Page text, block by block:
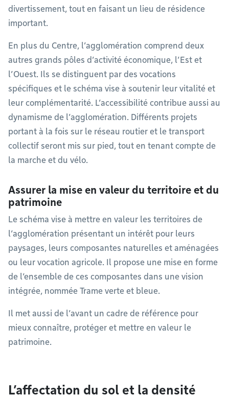
divertissement, tout en faisant un lieu de résidence
important.
En plus du Centre, l’agglomération comprend deux
autres grands pôles d’activité économique, l’Est et
l’Ouest. Ils se distinguent par des vocations
spécifiques et le schéma vise à soutenir leur vitalité et
leur complémentarité. L’accessibilité contribue aussi au
dynamisme de l’agglomération. Différents projets
portant à la fois sur le réseau routier et le transport
collectif seront mis sur pied, tout en tenant compte de
la marche et du vélo.
Assurer la mise en valeur du territoire et du
patrimoine
Le schéma vise à mettre en valeur les territoires de
l’agglomération présentant un intérêt pour leurs
paysages, leurs composantes naturelles et aménagées
ou leur vocation agricole. Il propose une mise en forme
de l’ensemble de ces composantes dans une vision
intégrée, nommée Trame verte et bleue.
Il met aussi de l’avant un cadre de référence pour
mieux connaître, protéger et mettre en valeur le
patrimoine.
L’affectation du sol et la densité